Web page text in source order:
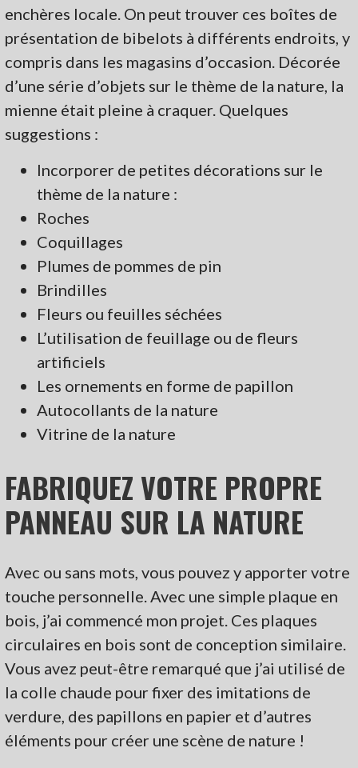
enchères locale. On peut trouver ces boîtes de
présentation de bibelots à différents endroits, y
compris dans les magasins d’occasion. Décorée
d’une série d’objets sur le thème de la nature, la
mienne était pleine à craquer. Quelques
suggestions :
Incorporer de petites décorations sur le
thème de la nature :
Roches
Coquillages
Plumes de pommes de pin
Brindilles
Fleurs ou feuilles séchées
L’utilisation de feuillage ou de fleurs
artificiels
Les ornements en forme de papillon
Autocollants de la nature
Vitrine de la nature
FABRIQUEZ VOTRE PROPRE
PANNEAU SUR LA NATURE
Avec ou sans mots, vous pouvez y apporter votre
touche personnelle. Avec une simple plaque en
bois, j’ai commencé mon projet. Ces plaques
circulaires en bois sont de conception similaire.
Vous avez peut-être remarqué que j’ai utilisé de
la colle chaude pour fixer des imitations de
verdure, des papillons en papier et d’autres
éléments pour créer une scène de nature !